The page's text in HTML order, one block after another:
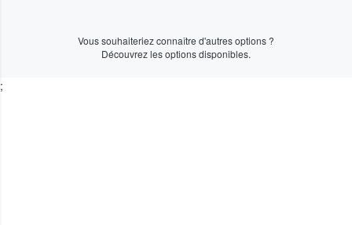
Vous souhaiteriez connaître d'autres options ?
Découvrez les options disponibles.
;